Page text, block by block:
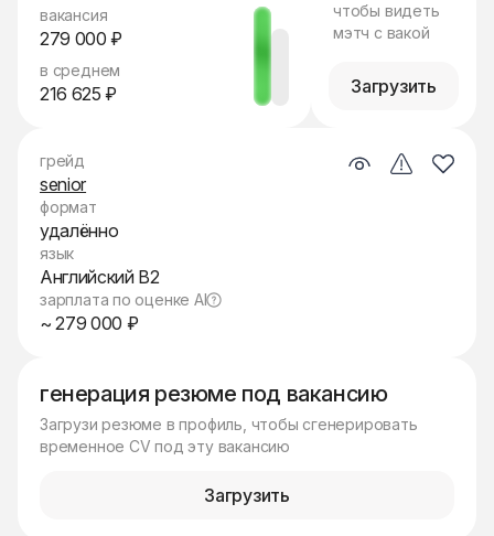
вакансия
279 000 ₽
в среднем
216 625 ₽
чтобы видеть
мэтч с вакой
Загрузить
генерация резюме под вакансию
Загрузи резюме в профиль, чтобы сгенерировать
временное CV под эту вакансию
Загрузить
грейд
senior
формат
удалённо
язык
Английский B2
зарплата по оценке AI
~ 279 000 ₽